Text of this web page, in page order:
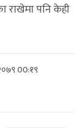
राखेमा पनि केही
00:१९